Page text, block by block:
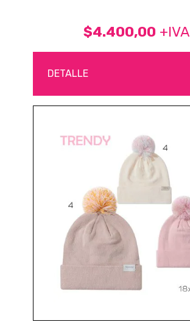
$4.400,00 +IVA
DETALLE